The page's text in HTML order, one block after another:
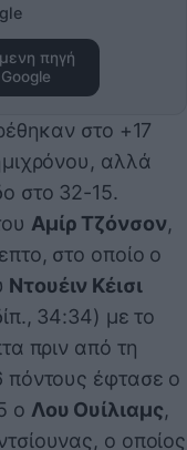
πηγή
στο +17
αλλά
στο 32-15.
Αμίρ Τζόνσον,
στο οποίο ο
Ντουέιν Κέισι
34:34) με το
πριν από τη
πόντους έφτασε ο
ο Λου Ουίλιαμς,
ο οποίος